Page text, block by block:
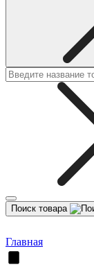
Поиск товара
Главная